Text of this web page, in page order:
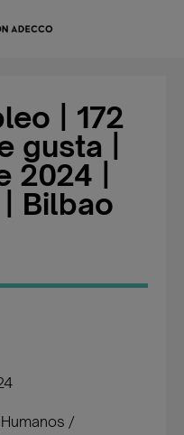
| 172
gusta |
2024 |
| Bilbao
/